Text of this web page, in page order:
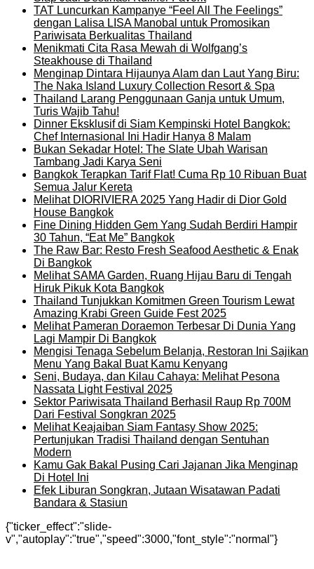
TAT Luncurkan Kampanye “Feel All The Feelings”
dengan Lalisa LISA Manobal untuk Promosikan
Pariwisata Berkualitas Thailand
Menikmati Cita Rasa Mewah di Wolfgang’s
Steakhouse di Thailand
Menginap Dintara Hijaunya Alam dan Laut Yang Biru:
The Naka Island Luxury Collection Resort & Spa
Thailand Larang Penggunaan Ganja untuk Umum,
Turis Wajib Tahu!
Dinner Eksklusif di Siam Kempinski Hotel Bangkok:
Chef Internasional Ini Hadir Hanya 8 Malam
Bukan Sekadar Hotel: The Slate Ubah Warisan
Tambang Jadi Karya Seni
Bangkok Terapkan Tarif Flat! Cuma Rp 10 Ribuan Buat
Semua Jalur Kereta
Melihat DIORIVIERA 2025 Yang Hadir di Dior Gold
House Bangkok
Fine Dining Hidden Gem Yang Sudah Berdiri Hampir
30 Tahun, “Eat Me” Bangkok
The Raw Bar: Resto Fresh Seafood Aesthetic & Enak
Di Bangkok
Melihat SAMA Garden, Ruang Hijau Baru di Tengah
Hiruk Pikuk Kota Bangkok
Thailand Tunjukkan Komitmen Green Tourism Lewat
Amazing Krabi Green Guide Fest 2025
Melihat Pameran Doraemon Terbesar Di Dunia Yang
Lagi Mampir Di Bangkok
Mengisi Tenaga Sebelum Belanja, Restoran Ini Sajikan
Menu Yang Bakal Buat Kamu Kenyang
Seni, Budaya, dan Kilau Cahaya: Melihat Pesona
Nassata Light Festival 2025
Sektor Pariwisata Thailand Berhasil Raup Rp 700M
Dari Festival Songkran 2025
Melihat Keajaiban Siam Fantasy Show 2025:
Pertunjukan Tradisi Thailand dengan Sentuhan
Modern
Kamu Gak Bakal Pusing Cari Jajanan Jika Menginap
Di Hotel Ini
Efek Liburan Songkran, Jutaan Wisatawan Padati
Bandara & Stasiun
{"ticker_effect":"slide-
v","autoplay":"true","speed":3000,"font_style":"normal"}